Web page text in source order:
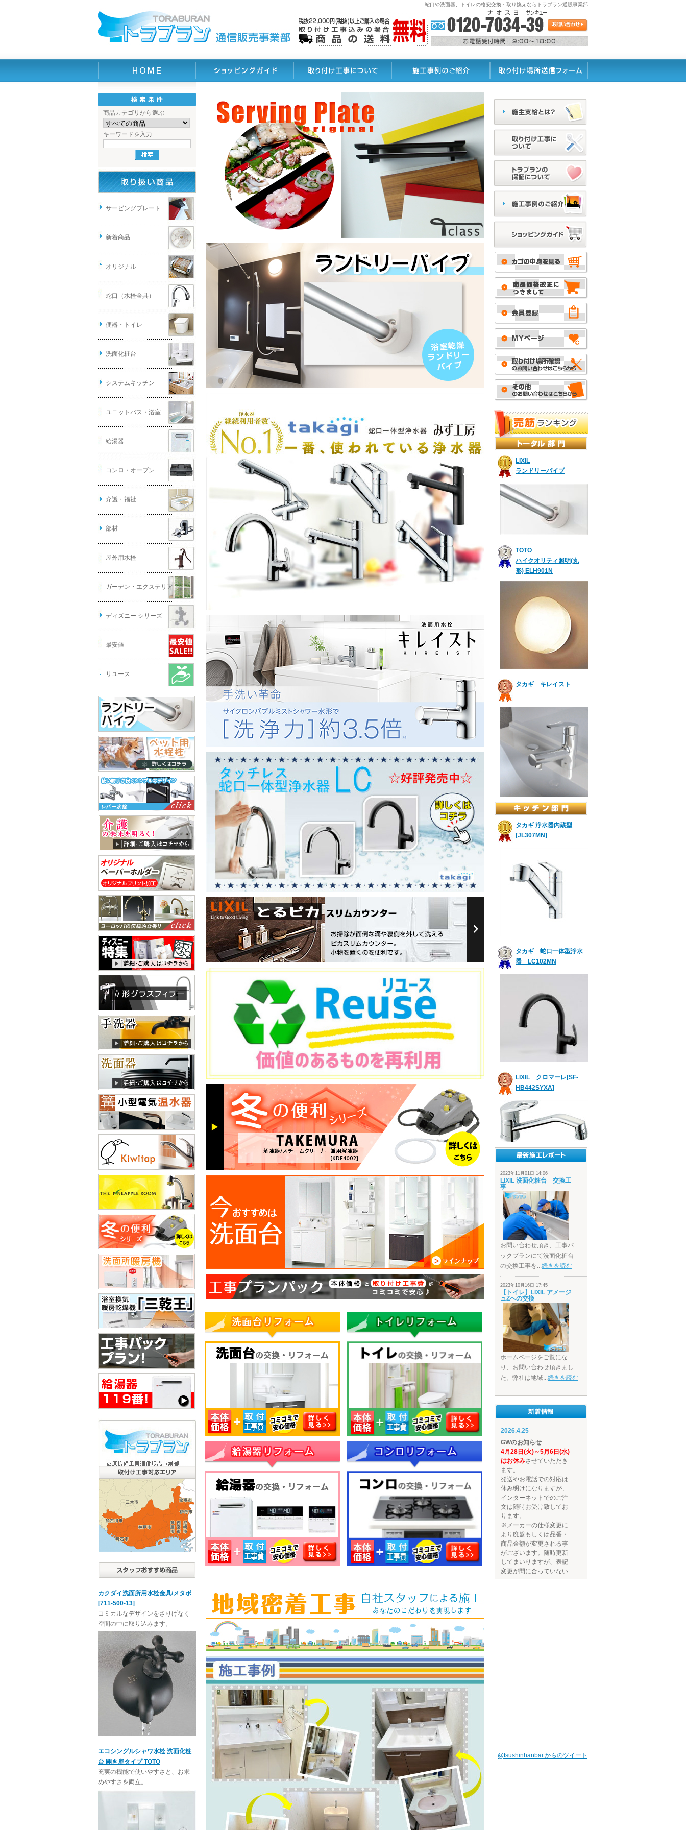
蛇口や洗面器、トイレの格安交換・取り換えならトラブラン通販事業部
サービングプレート
新着商品
オリジナル
蛇口（水栓金具）
便器・トイレ
洗面化粧台
システムキッチン
ユニットバス・浴室
給湯器
コンロ・オーブン
介護・福祉
部材
屋外用水栓
ガーデン・エクステリア
ディズニー シリーズ
最安値
リユース
カクダイ洗面所用水栓金具/メタボ
[711-500-13]
コミカルなデザインをさりげなく
空間の中に取り込みます。
エコシングルシャワ水栓 洗面化粧
台 開き扉タイプ TOTO
充実の機能で使いやすさと、お求
めやすさを両立。
商品カテゴリから選ぶ
キーワードを入力
LIXIL
ランドリーパイプ
TOTO
ハイクオリティ照明(丸
形) ELH901N
タカギ キレイスト
タカギ 浄水器内蔵型
[JL307MN]
タカギ 蛇口一体型浄水
器 LC102MN
LIXIL クロマーレ[SF-
HB442SYXA]
2023年11月01日 14:06
LIXIL 洗面化粧台 交換工
事
お問い合わせ頂き、工事パ
ックプランにて洗面化粧台
の交換工事を...続きを読む
2023年10月16日 17:45
【トイレ】LIXIL アメージ
ュZへの交換
ホームページをご覧にな
り、お問い合わせ頂きまし
た。弊社は地域...続きを読む
2022年11月09日 16:42
キッチン水栓の交換工事
LIXIL シングルレバー混合
水栓 ノルマーレ
キッチンのLIXILシングルレ
バー混合水栓の工事付きプ
ランを...続きを読む
2022年10月21日 16:21
冬の便利シリー
ズ/TAKEMURA 解凍器 ラ
インナップ
［手洗い革命］洗面用水栓
@tsushinhanbai からのツイート